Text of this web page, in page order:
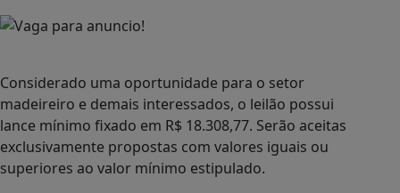
Considerado uma oportunidade para o setor
madeireiro e demais interessados, o leilão possui
lance mínimo fixado em R$ 18.308,77. Serão aceitas
exclusivamente propostas com valores iguais ou
superiores ao valor mínimo estipulado.